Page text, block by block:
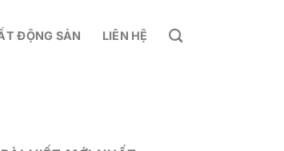
ĐỘNG SẢN LIÊN HỆ